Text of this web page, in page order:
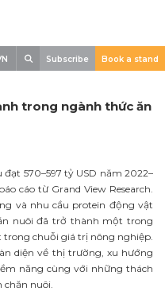
Subscribe Book a stand
trong ngành thức ăn
570–597 tỷ USD năm 2022–
cáo từ Grand View Research.
và nhu cầu protein động vật
nuôi đã trở thành một trong
chuỗi giá trị nông nghiệp.
diện về thị trường, xu hướng
năng cùng với những thách
chăn nuôi.